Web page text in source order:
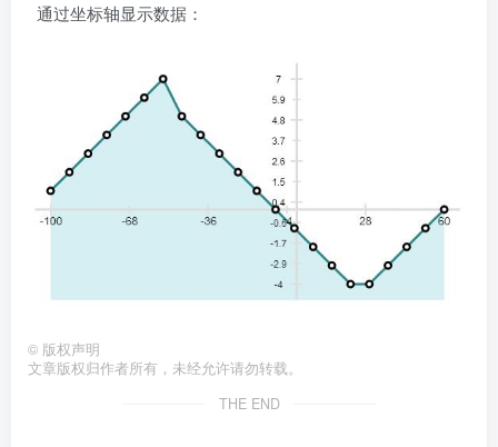
通过坐标轴显示数据：
© 版权声明
文章版权归作者所有，未经允许请勿转载。
THE END